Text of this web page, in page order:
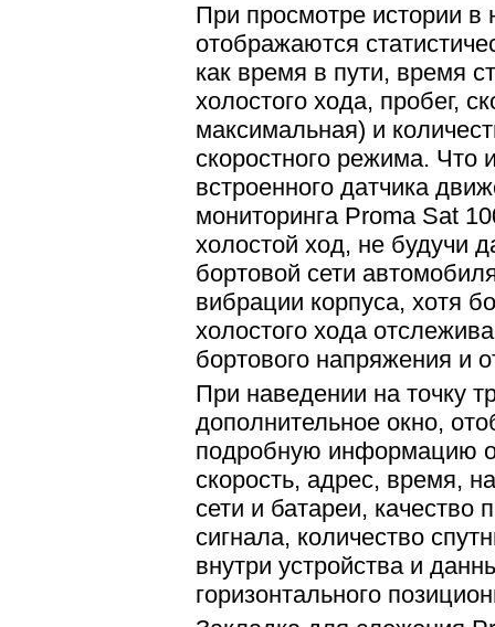
При просмотре истории в
отображаются
как время в пути, время
холостого хода, пробег,
максимальная) и
скоростного режима. Что
встроенного датчика
мониторинга Proma Sat
холостой ход, не будучи
бортовой сети
вибрации корпуса, хотя
холостого хода
бортового напряжения и
При наведении на точку
дополнительное окно,
подробную информацию
скорость, адрес, время,
сети и батареи, качество
сигнала, количество
внутри устройства и
горизонтального